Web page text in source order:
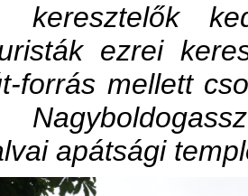
keresztelők
ezrei
forrás mellett
apátsági